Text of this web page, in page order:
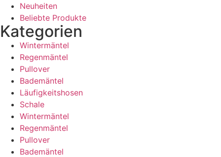
Neuheiten
Beliebte Produkte
Kategorien
Wintermäntel
Regenmäntel
Pullover
Bademäntel
Läufigkeitshosen
Schale
Wintermäntel
Regenmäntel
Pullover
Bademäntel